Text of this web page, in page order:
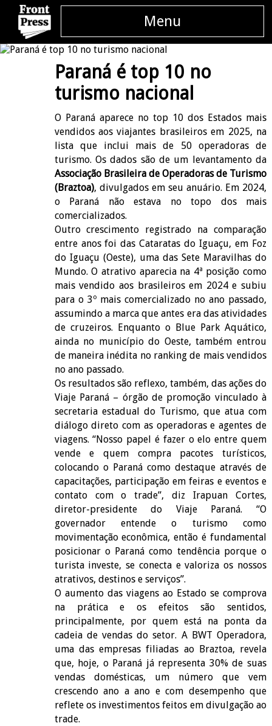
Menu
Paraná é top 10 no
turismo nacional
O Paraná aparece no top 10 dos Estados mais
vendidos aos viajantes brasileiros em 2025, na
lista que inclui mais de 50 operadoras de
turismo. Os dados são de um levantamento da
Associação Brasileira de Operadoras de Turismo
(Braztoa), divulgados em seu anuário. Em 2024,
o Paraná não estava no topo dos mais
comercializados.
Outro crescimento registrado na comparação
entre anos foi das Cataratas do Iguaçu, em Foz
do Iguaçu (Oeste), uma das Sete Maravilhas do
Mundo. O atrativo aparecia na 4ª posição como
mais vendido aos brasileiros em 2024 e subiu
para o 3º mais comercializado no ano passado,
assumindo a marca que antes era das atividades
de cruzeiros. Enquanto o Blue Park Aquático,
ainda no município do Oeste, também entrou
de maneira inédita no ranking de mais vendidos
no ano passado.
Os resultados são reflexo, também, das ações do
Viaje Paraná – órgão de promoção vinculado à
secretaria estadual do Turismo, que atua com
diálogo direto com as operadoras e agentes de
viagens. “Nosso papel é fazer o elo entre quem
vende e quem compra pacotes turísticos,
colocando o Paraná como destaque através de
capacitações, participação em feiras e eventos e
contato com o trade”, diz Irapuan Cortes,
diretor-presidente do Viaje Paraná. “O
governador entende o turismo como
movimentação econômica, então é fundamental
posicionar o Paraná como tendência porque o
turista investe, se conecta e valoriza os nossos
atrativos, destinos e serviços”.
O aumento das viagens ao Estado se comprova
na prática e os efeitos são sentidos,
principalmente, por quem está na ponta da
cadeia de vendas do setor. A BWT Operadora,
uma das empresas filiadas ao Braztoa, revela
que, hoje, o Paraná já representa 30% de suas
vendas domésticas, um número que vem
crescendo ano a ano e com desempenho que
reflete os investimentos feitos em divulgação ao
trade.